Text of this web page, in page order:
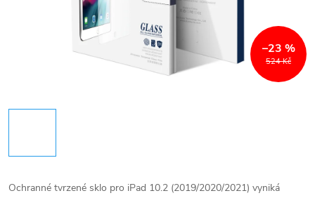
524 Kč
–23 %
Ochranné tvrzené sklo pro iPad 10.2 (2019/2020/2021) vyniká